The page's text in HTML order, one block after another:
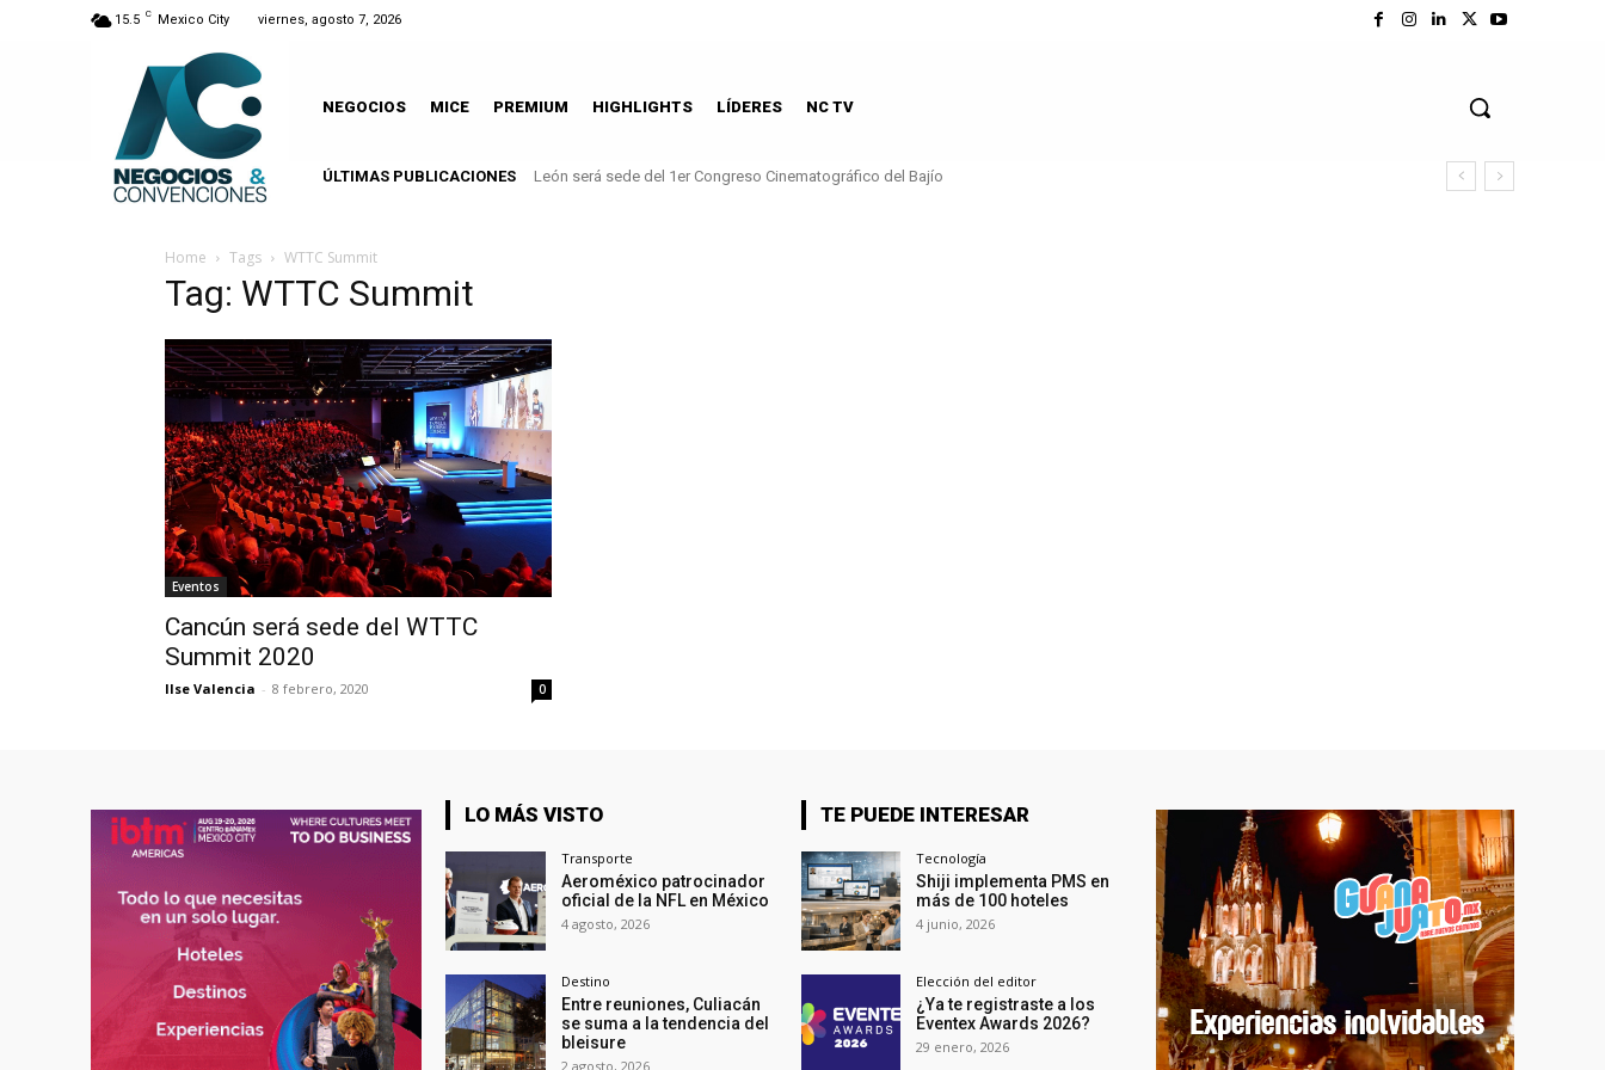
15.5 C Mexico City viernes, agosto 7, 2026
NEGOCIOS MICE PREMIUM HIGHLIGHTS LÍDERES NC TV
ÚLTIMAS PUBLICACIONES León será sede del 1er Congreso Cinematográfico del Bajío
Home Tags WTTC Summit
Tag: WTTC Summit
Eventos
Cancún será sede del WTTC
Summit 2020
Ilse Valencia - 8 febrero, 2020 0
LO MÁS VISTO
Transporte
Aeroméxico patrocinador
oficial de la NFL en México
4 agosto, 2026
Destino
Entre reuniones, Culiacán
se suma a la tendencia del
bleisure
2 agosto, 2026
TE PUEDE INTERESAR
Tecnología
Shiji implementa PMS en
más de 100 hoteles
4 junio, 2026
Elección del editor
¿Ya te registraste a los
Eventex Awards 2026?
29 enero, 2026